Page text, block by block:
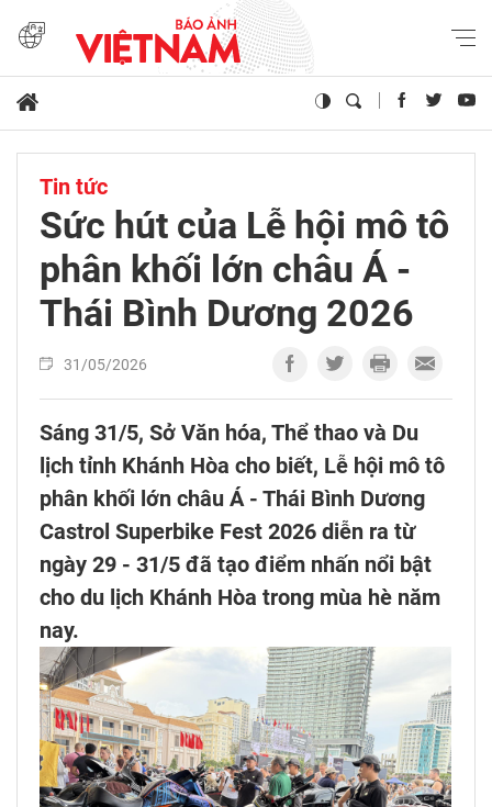
Tin tức
Sức hút của Lễ hội mô tô
phân khối lớn châu Á -
Thái Bình Dương 2026
31/05/2026
Sáng 31/5, Sở Văn hóa, Thể thao và Du
lịch tỉnh Khánh Hòa cho biết, Lễ hội mô tô
phân khối lớn châu Á - Thái Bình Dương
Castrol Superbike Fest 2026 diễn ra từ
ngày 29 - 31/5 đã tạo điểm nhấn nổi bật
cho du lịch Khánh Hòa trong mùa hè năm
nay.